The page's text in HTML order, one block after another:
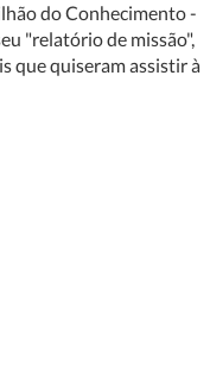
do Conhecimento -
"relatório de missão",
que quiseram assistir à